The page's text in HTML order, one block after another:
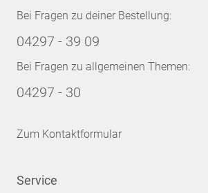
Bei Fragen zu deiner Bestellung:
04297 - 39 09
Bei Fragen zu allgemeinen Themen:
04297 - 30
Zum Kontaktformular
Service